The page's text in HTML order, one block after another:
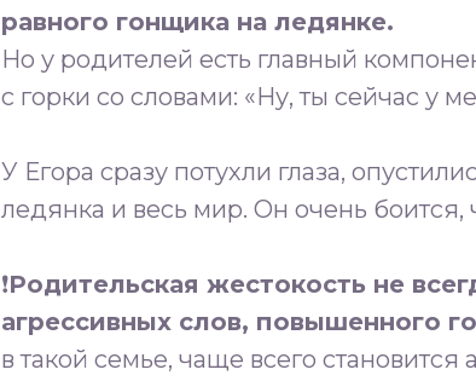
равного гонщика на ледянке.
Но у родителей есть главный
с горки со словами: «Ну, ты сейчас у
У Егора сразу потухли глаза,
ледянка и весь мир. Он очень боится,
❗️Родительская жестокость не
агрессивных слов, повышенного
в такой семье, чаще всего